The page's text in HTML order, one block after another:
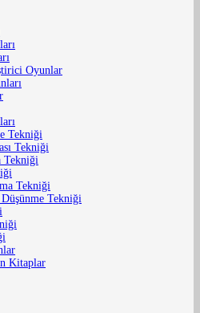
Oyunlar
Tekniği
Tekniği
Tekniği
Tekniği
Düşünme Tekniği
Kitaplar